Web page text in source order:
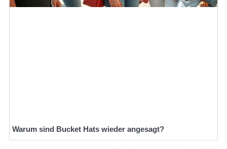
Warum sind Bucket Hats wieder angesagt?